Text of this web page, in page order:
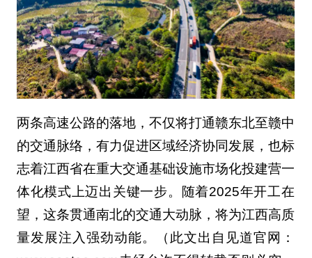
两条高速公路的落地，不仅将打通赣东北至赣中
的交通脉络，有力促进区域经济协同发展，也标
志着江西省在重大交通基础设施市场化投建营一
体化模式上迈出关键一步。随着2025年开工在
望，这条贯通南北的交通大动脉，将为江西高质
量发展注入强劲动能。（此文出自见道官网：